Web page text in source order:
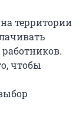
территории
чтобы